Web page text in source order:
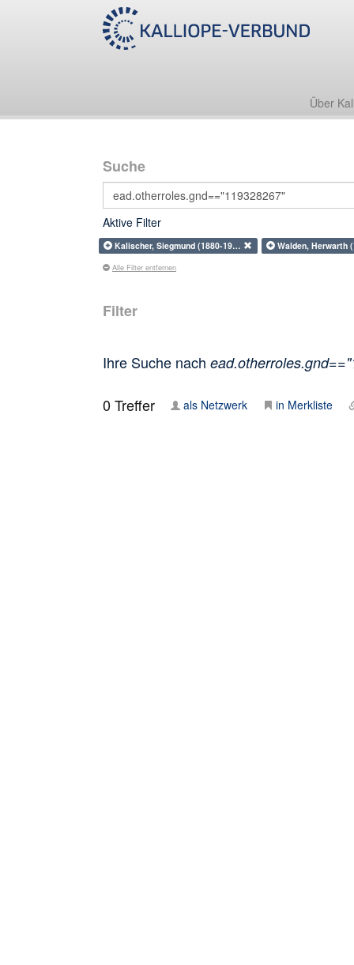
Über
Suche
Aktive Filter
Kalischer, Siegmund (1880-19… Walden, Herwarth
Alle Filter entfernen
Filter
Ihre Suche nach
0Treffer als Netzwerk in Merkliste